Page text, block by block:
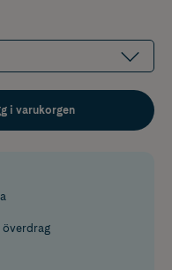
i varukorgen
överdrag